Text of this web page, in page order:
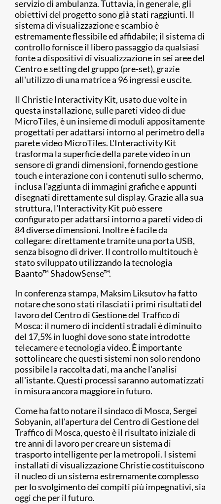
servizio di ambulanza. Tuttavia, in generale, gli
obiettivi del progetto sono già stati raggiunti. Il
sistema di visualizzazione e scambio è
estremamente flessibile ed affidabile; il sistema di
controllo fornisce il libero passaggio da qualsiasi
fonte a dispositivi di visualizzazione in sei aree del
Centro e setting del gruppo (pre-set), grazie
all'utilizzo di una matrice a 96 ingressi e uscite.
Il Christie Interactivity Kit, usato due volte in
questa installazione, sulle pareti video di due
MicroTiles, è un insieme di moduli appositamente
progettati per adattarsi intorno al perimetro della
parete video MicroTiles. L'Interactivity Kit
trasforma la superficie della parete video in un
sensore di grandi dimensioni, fornendo gestione
touch e interazione con i contenuti sullo schermo,
inclusa l'aggiunta di immagini grafiche e appunti
disegnati direttamente sul display. Grazie alla sua
struttura, l'Interactivity Kit può essere
configurato per adattarsi intorno a pareti video di
84 diverse dimensioni. Inoltre è facile da
collegare: direttamente tramite una porta USB,
senza bisogno di driver. Il controllo multitouch è
stato sviluppato utilizzando la tecnologia
Baanto™ ShadowSense™.
In conferenza stampa, Maksim Liksutov ha fatto
notare che sono stati rilasciati i primi risultati del
lavoro del Centro di Gestione del Traffico di
Mosca: il numero di incidenti stradali è diminuito
del 17,5% in luoghi dove sono state introdotte
telecamere e tecnologia video. È importante
sottolineare che questi sistemi non solo rendono
possibile la raccolta dati, ma anche l'analisi
all'istante. Questi processi saranno automatizzati
in misura ancora maggiore in futuro.
Come ha fatto notare il sindaco di Mosca, Sergei
Sobyanin, all'apertura del Centro di Gestione del
Traffico di Mosca, questo è il risultato iniziale di
tre anni di lavoro per creare un sistema di
trasporto intelligente per la metropoli. I sistemi
installati di visualizzazione Christie costituiscono
il nucleo di un sistema estremamente complesso
per lo svolgimento dei compiti più impegnativi, sia
oggi che per il futuro.